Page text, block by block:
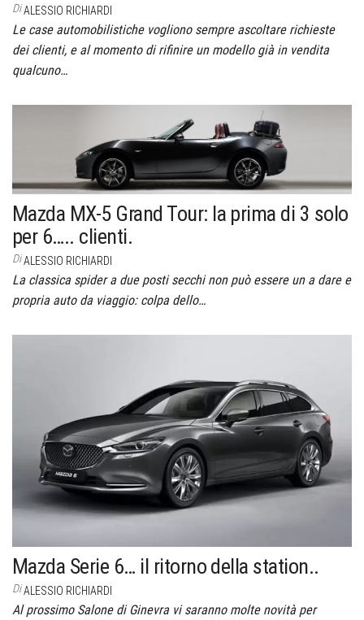
DiALESSIO RICHIARDI
Le case automobilistiche vogliono sempre ascoltare richieste
dei clienti, e al momento di rifinire un modello già in vendita
qualcuno…
Mazda MX-5 Grand Tour: la prima di 3 solo
per 6….. clienti.
DiALESSIO RICHIARDI
La classica spider a due posti secchi non può essere un a dare e
propria auto da viaggio: colpa dello…
Mazda Serie 6… il ritorno della station..
DiALESSIO RICHIARDI
Al prossimo Salone di Ginevra vi saranno molte novità per